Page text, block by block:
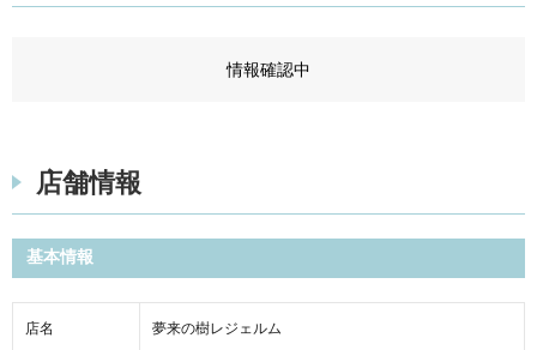
情報確認中
店舗情報
基本情報
店名 夢来の樹レジェルム